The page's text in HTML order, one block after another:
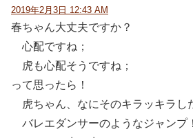
2019年2月3日 12:43 AM
春ちゃん大丈夫ですか？
心配ですね；
虎も心配そうですね；
って思ったら！
虎ちゃん、なにそのキラッキラし
バレエダンサーのようなジャンプ！